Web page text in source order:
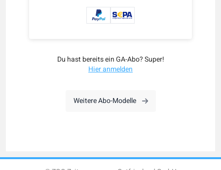
Du hast bereits ein GA-Abo? Super!
Hier anmelden
Weitere Abo-Modelle